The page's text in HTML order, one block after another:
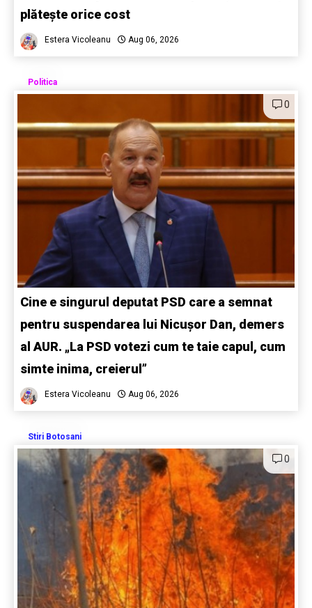
plătește orice cost
Estera Vicoleanu Aug 06, 2026
Politica
0
Cine e singurul deputat PSD care a semnat
pentru suspendarea lui Nicușor Dan, demers
al AUR. „La PSD votezi cum te taie capul, cum
simte inima, creierul”
Estera Vicoleanu Aug 06, 2026
Stiri Botosani
0